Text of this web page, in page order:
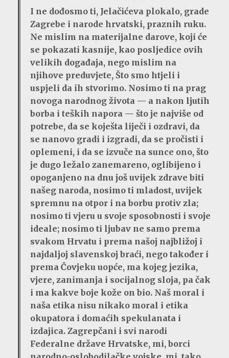
I ne dođosmo ti, Jelačićeva plokalo, grade
Zagrebe i narode hrvatski, praznih ruku.
Ne mislim na materijalne darove, koji će
se pokazati kasnije, kao posljedice ovih
velikih događaja, nego mislim na
njihove preduvjete, Što smo htjeli i
uspjeli da ih stvorimo. Nosimo ti na prag
novoga narodnog života — a nakon ljutih
borba i teških napora — što je najviše od
potrebe, da se koješta liječi i ozdravi, da
se nanovo gradi i izgradi, da se pročisti i
oplemeni, i da se izvuče na sunce ono, što
je dugo ležalo zanemareno, oglibijeno i
opoganjeno na dnu još uvijek zdrave biti
našeg naroda, nosimo ti mladost, uvijek
spremnu na otpor i na borbu protiv zla;
nosimo ti vjeru u svoje sposobnosti i svoje
ideale; nosimo ti ljubav ne samo prema
svakom Hrvatu i prema našoj najbližoj i
najdaljoj slavenskoj braći, nego također i
prema Čovjeku uopće, ma kojeg jezika,
vjere, zanimanja i socijalnog sloja, pa čak
i ma kakve boje kože on bio. Naš moral i
naša etika nisu nikako moral i etika
okupatora i domaćih spekulanata i
izdajica. Zagrepčani i svi narodi
Federalne države Hrvatske, mi, borci